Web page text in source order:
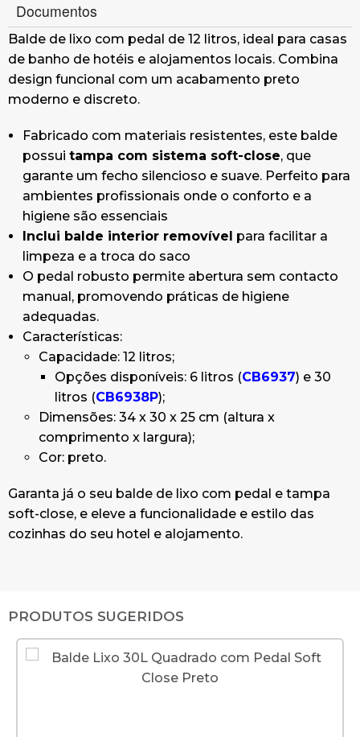
Documentos
Balde de lixo com pedal de 12 litros, ideal para casas
de banho de hotéis e alojamentos locais. Combina
design funcional com um acabamento preto
moderno e discreto.
Fabricado com materiais resistentes, este balde
possui tampa com sistema soft-close, que
garante um fecho silencioso e suave. Perfeito para
ambientes profissionais onde o conforto e a
higiene são essenciais
Inclui balde interior removível para facilitar a
limpeza e a troca do saco
O pedal robusto permite abertura sem contacto
manual, promovendo práticas de higiene
adequadas.
Características:
Capacidade: 12 litros;
Opções disponíveis: 6 litros (CB6937) e 30
litros (CB6938P);
Dimensões: 34 x 30 x 25 cm (altura x
comprimento x largura);
Cor: preto.
Garanta já o seu balde de lixo com pedal e tampa
soft-close, e eleve a funcionalidade e estilo das
cozinhas do seu hotel e alojamento.
PRODUTOS SUGERIDOS